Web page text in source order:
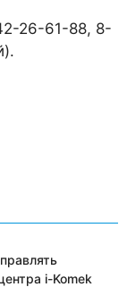
26-61-88, 8-
i-Komek